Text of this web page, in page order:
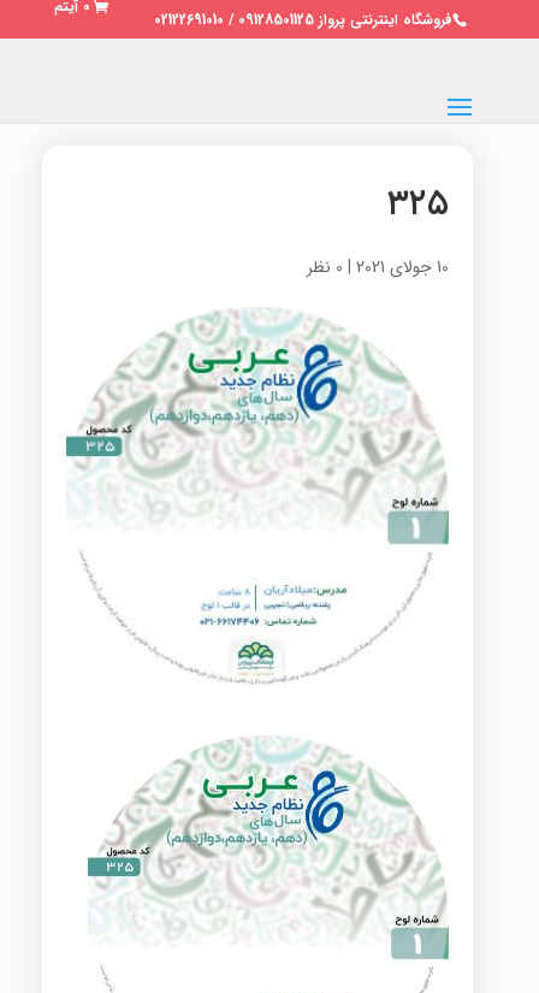
فروشگاه اینترنتی پرواز 09128501125 / 02122691010
0 آیتم
۳۲۵
10 جولای 2021 | 0 نظر